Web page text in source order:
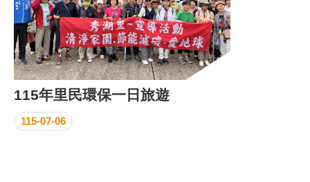
北
市
鄰
長
名
冊
115年里民環保一日旅遊
115-07-06